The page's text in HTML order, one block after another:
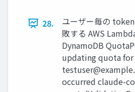
28.
ユーザー毎の
敗する AWS
DynamoDB
updating quota for
occurred claude-